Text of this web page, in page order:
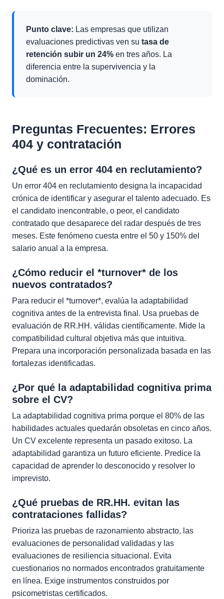
Punto clave: Las empresas que utilizan
evaluaciones predictivas ven su tasa de
retención subir un 24% en tres años. La
diferencia entre la supervivencia y la
dominación.
Preguntas Frecuentes: Errores
404 y contratación
¿Qué es un error 404 en reclutamiento?
Un error 404 en reclutamiento designa la incapacidad
crónica de identificar y asegurar el talento adecuado. Es
el candidato inencontrable, o peor, el candidato
contratado que desaparece del radar después de tres
meses. Este fenómeno cuesta entre el 50 y 150% del
salario anual a la empresa.
¿Cómo reducir el *turnover* de los
nuevos contratados?
Para reducir el *turnover*, evalúa la adaptabilidad
cognitiva antes de la entrevista final. Usa pruebas de
evaluación de RR.HH. válidas científicamente. Mide la
compatibilidad cultural objetiva más que intuitiva.
Prepara una incorporación personalizada basada en las
fortalezas identificadas.
¿Por qué la adaptabilidad cognitiva prima
sobre el CV?
La adaptabilidad cognitiva prima porque el 80% de las
habilidades actuales quedarán obsoletas en cinco años.
Un CV excelente representa un pasado exitoso. La
adaptabilidad garantiza un futuro eficiente. Predice la
capacidad de aprender lo desconocido y resolver lo
imprevisto.
¿Qué pruebas de RR.HH. evitan las
contrataciones fallidas?
Prioriza las pruebas de razonamiento abstracto, las
evaluaciones de personalidad validadas y las
evaluaciones de resiliencia situacional. Evita
cuestionarios no normados encontrados gratuitamente
en línea. Exige instrumentos construidos por
psicometristas certificados.